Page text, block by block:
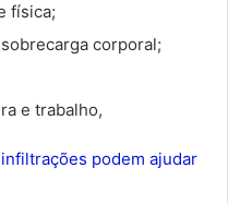
física;
corporal;
e trabalho,
infiltrações podem ajudar